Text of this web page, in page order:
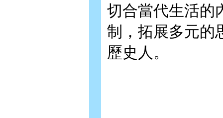
切合當代生活的
制，拓展多元的
歷史人。